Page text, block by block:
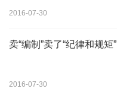
2016-07-30
卖“编制”卖了“纪律和规矩”
2016-07-30